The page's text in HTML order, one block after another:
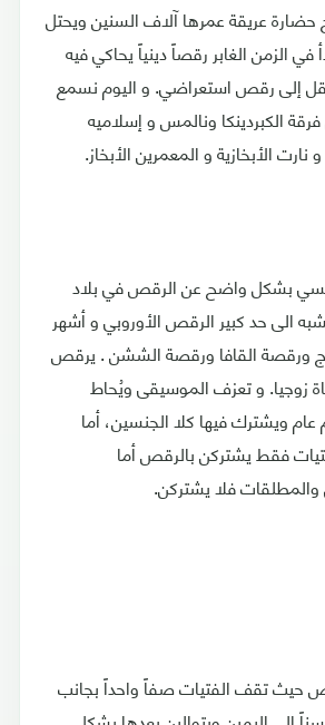
حضارة عريقة عمرها آلاف السنين ويحتل
في الزمن الغابر رقصاً دينياً يحاكي فيه
إلى رقص استعراضي. و اليوم نسمع
الكبردينكا ونالمس و إسلاميه
الأبخازية و المعمرين الأبخاز.
بشكل واضح عن الرقص في بلاد
الى حد كبير الرقص الأوروبي و أشهر
ورقصة القافا ورقصة الششن . يرقص
زوجيا. و تعزف الموسيقى ويُحاط
عام ويشترك فيها كلا الجنسين، أما
فقط يشتركن بالرقص أما
والمطلقات فلا يشتركن.
حيث تقف الفتيات صفاً واحداً بجانب